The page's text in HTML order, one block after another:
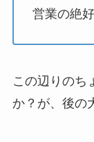
営業の絶
この辺りのち
か？が、後の